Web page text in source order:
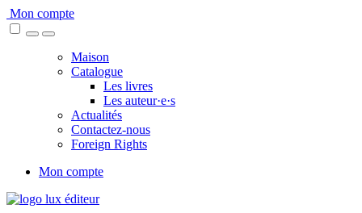
Skip
to
Mon compte
Maison
Catalogue
Les livres
Les auteur·e·s
Actualités
Contactez-nous
Foreign Rights
Mon compte